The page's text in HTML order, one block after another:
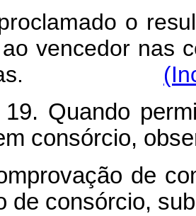
o
vencedor nas
Quando
consórcio,
de
de consórcio,